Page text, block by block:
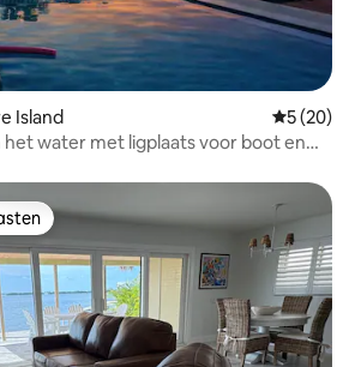
Island
5 (20)
water met ligplaats voor boot en